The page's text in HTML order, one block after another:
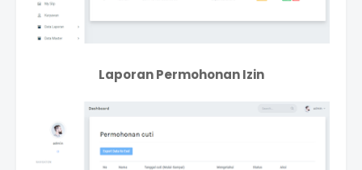
Laporan Permohonan Izin